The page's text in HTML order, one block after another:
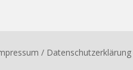
/ Datenschutzerklärung